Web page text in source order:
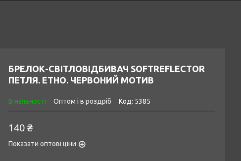
БРЕЛОК-СВІТЛОВІДБИВАЧ SOFTREFLECTOR
ПЕТЛЯ. ЕТНО. ЧЕРВОНИЙ МОТИВ
В наявності Оптом і в роздріб Код: 5385
140 ₴
Показати оптові ціни